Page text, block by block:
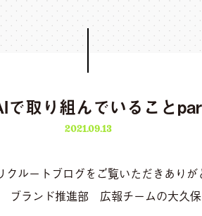
取り組んでいること
2021.09.13
ルートブログをご覧いただきありが
ランド推進部 広報チームの大久保